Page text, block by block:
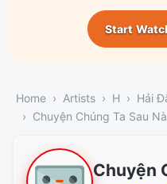
Start
Home Artists H
Hải
Chuyện Chúng Ta Sau
Chuyện